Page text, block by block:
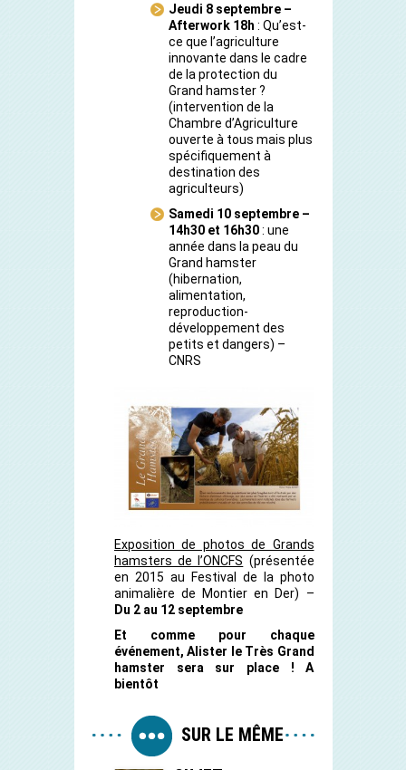
Jeudi 8 septembre –
Afterwork 18h : Qu’est-
ce que l’agriculture
innovante dans le cadre
de la protection du
Grand hamster ?
(intervention de la
Chambre d’Agriculture
ouverte à tous mais plus
spécifiquement à
destination des
agriculteurs)
Samedi 10 septembre –
14h30 et 16h30: une
année dans la peau du
Grand hamster
(hibernation,
alimentation,
reproduction-
développement des
petits et dangers) –
CNRS
Exposition de photos de Grands
hamsters de l’ONCFS (présentée
en 2015 au Festival de la photo
animalière de Montier en Der) –
Du 2 au 12 septembre
Et comme pour chaque
événement, Alister le Très Grand
hamster sera sur place ! A
bientôt
SUR LE MÊME